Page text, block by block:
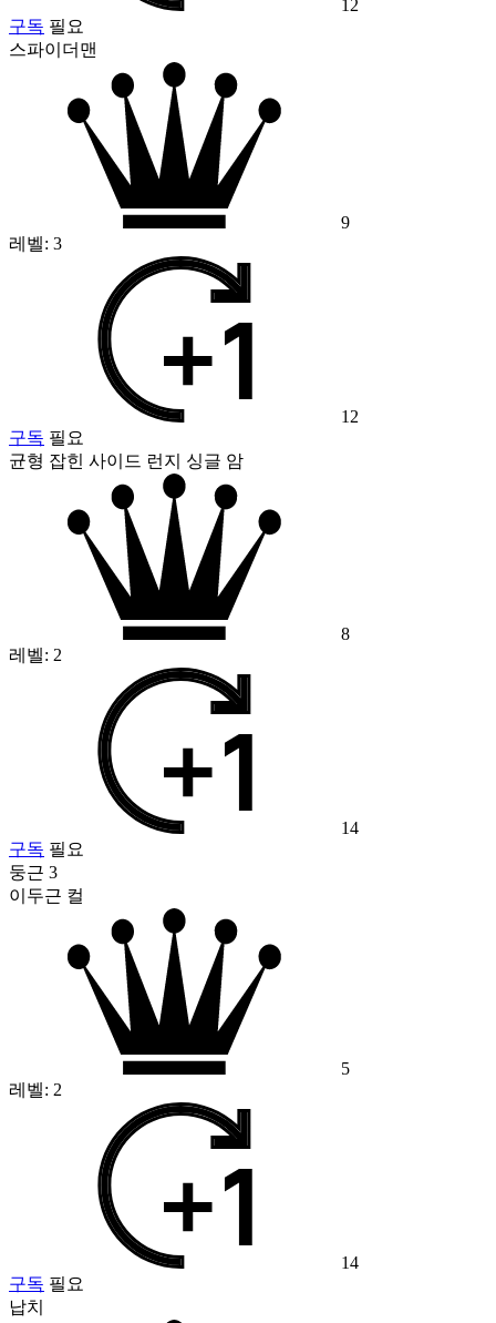
12
구독 필요
스파이더맨
9
레벨: 3
12
구독 필요
균형 잡힌 사이드 런지 싱글 암
8
레벨: 2
14
구독 필요
둥근 3
이두근 컬
5
레벨: 2
14
구독 필요
납치